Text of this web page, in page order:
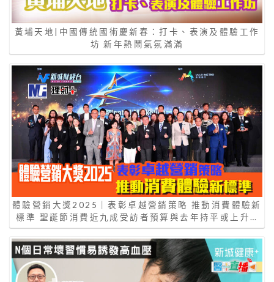
黃埔天地|中國傳統國術慶新春：打卡、表演及體驗工作
坊 新年熱鬧氣氛滿滿
體驗營銷大獎2025｜表彰卓越營銷策略 推動消費體驗新
標準 聖誕節消費近九成受訪者預算與去年持平或上升…